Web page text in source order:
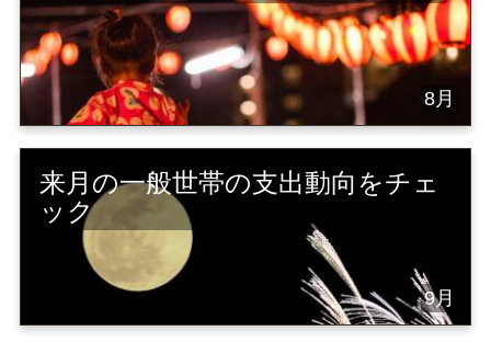
8月
来月の一般世帯の支出動向をチェ
ック
9月